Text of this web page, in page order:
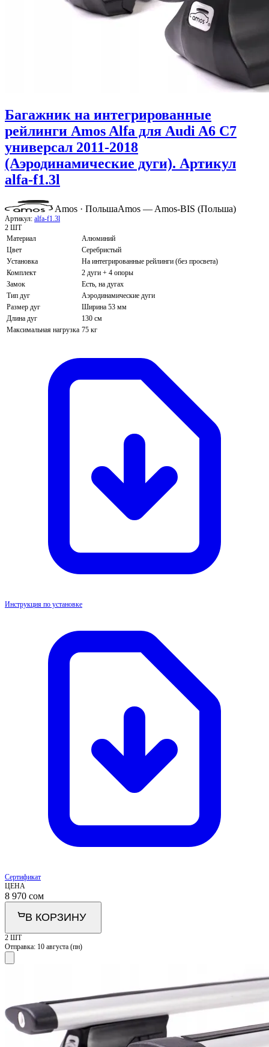
Багажник на интегрированные
рейлинги Amos Alfa для Audi A6 C7
универсал 2011-2018
(Аэродинамические дуги). Артикул
alfa-f1.3l
Amos · ПольшаAmos — Amos-BIS (Польша)
Артикул: alfa-f1.3l
2 ШТ
Материал
Алюминий
Цвет
Серебристый
Установка
На интегрированные рейлинги (без просвета)
Комплект
2 дуги + 4 опоры
Замок
Есть, на дугах
Тип дуг
Аэродинамические дуги
Размер дуг
Ширина 53 мм
Длина дуг
130 см
Максимальная нагрузка 75 кг
Инструкция по установке
Сертификат
ЦЕНА
8 970 сом
В КОРЗИНУ
2 ШТ
Отправка: 10 августа (пн)